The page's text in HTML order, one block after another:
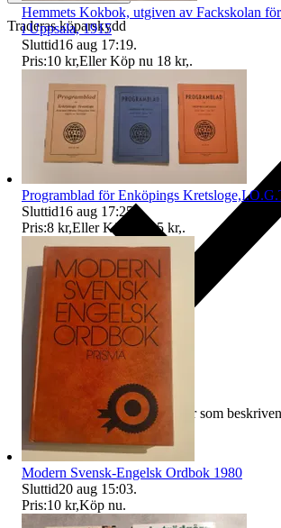
Traderas köparskydd
Ersättning om varan inte är som beskriven
Hemmets Kokbok, utgiven av Fackskolan
i Uppsala, 1915
Sluttid16 aug 17:19.
Pris:10 kr,Eller Köp nu 18 kr,.
Programblad för Enköpings
Sluttid16 aug 17:25
Pris:8 kr,Eller Köp nu 15 kr,.
Modern Svensk-Engelsk Ordbok 1980
Sluttid20 aug 15:03.
Pris:10 kr,Köp nu.